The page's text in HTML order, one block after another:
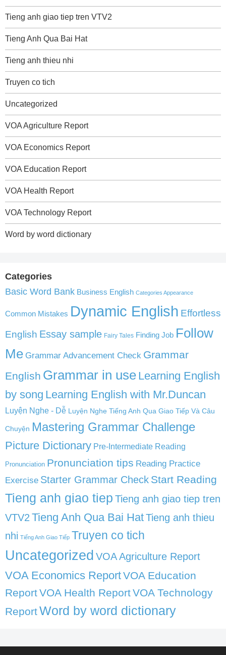
Tieng anh giao tiep tren VTV2
Tieng Anh Qua Bai Hat
Tieng anh thieu nhi
Truyen co tich
Uncategorized
VOA Agriculture Report
VOA Economics Report
VOA Education Report
VOA Health Report
VOA Technology Report
Word by word dictionary
Categories
Basic Word Bank Business English Categories Appearance
Common Mistakes Dynamic English Effortless
English Essay sample Fairy Tales Finding Job Follow
Me Grammar Advancement Check Grammar
English Grammar in use Learning English
by song Learning English with Mr.Duncan
Luyện Nghe - Dễ Luyện Nghe Tiếng Anh Qua Giao Tiếp Và Câu
Chuyện Mastering Grammar Challenge
Picture Dictionary Pre-Intermediate Reading
Pronunciation Pronunciation tips Reading Practice
Exercise Starter Grammar Check Start Reading
Tieng anh giao tiep Tieng anh giao tiep tren
VTV2 Tieng Anh Qua Bai HatTieng anh thieu
nhi Tiếng Anh Giao Tiếp Truyen co tich
Uncategorized VOA Agriculture Report
VOA Economics ReportVOA Education
ReportVOA Health ReportVOA Technology
ReportWord by word dictionary